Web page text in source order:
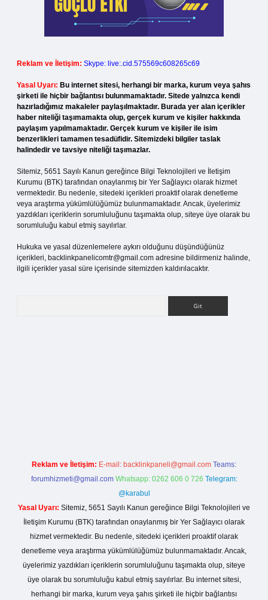
Reklam ve İletişim: Skype: live:.cid.575569c608265c69
Yasal Uyarı: Bu internet sitesi, herhangi bir marka, kurum veya şahıs
şirketi ile hiçbir bağlantısı bulunmamaktadır. Sitede yalnızca kendi
hazırladığımız makaleler paylaşılmaktadır. Burada yer alan içerikler
haber niteliği taşımamakta olup, gerçek kurum ve kişiler hakkında
paylaşım yapılmamaktadır. Gerçek kurum ve kişiler ile isim
benzerlikleri tamamen tesadüfidir. Sitemizdeki bilgiler taslak
halindedir ve tavsiye niteliği taşımazlar.
Sitemiz, 5651 Sayılı Kanun gereğince Bilgi Teknolojileri ve İletişim
Kurumu (BTK) tarafından onaylanmış bir Yer Sağlayıcı olarak hizmet
vermektedir. Bu nedenle, sitedeki içerikleri proaktif olarak denetleme
veya araştırma yükümlülüğümüz bulunmamaktadır. Ancak, üyelerimiz
yazdıkları içeriklerin sorumluluğunu taşımakta olup, siteye üye olarak bu
sorumluluğu kabul etmiş sayılırlar.
Hukuka ve yasal düzenlemelere aykırı olduğunu düşündüğünüz
içerikleri, backlinkpanelicomtr@gmail.com adresine bildirmeniz halinde,
ilgili içerikler yasal süre içerisinde sitemizden kaldırılacaktır.
Reklam ve İletişim: E-mail: backlinkpaneli@gmail.com Teams:
forumhizmeti@gmail.com Whatsapp: 0262 606 0 726 Telegram:
@karabul
Yasal Uyarı: Sitemiz, 5651 Sayılı Kanun gereğince Bilgi Teknolojileri ve
İletişim Kurumu (BTK) tarafından onaylanmış bir Yer Sağlayıcı olarak
hizmet vermektedir. Bu nedenle, sitedeki içerikleri proaktif olarak
denetleme veya araştırma yükümlülüğümüz bulunmamaktadır. Ancak,
üyelerimiz yazdıkları içeriklerin sorumluluğunu taşımakta olup, siteye
üye olarak bu sorumluluğu kabul etmiş sayılırlar. Bu internet sitesi,
herhangi bir marka, kurum veya şahıs şirketi ile hiçbir bağlantısı